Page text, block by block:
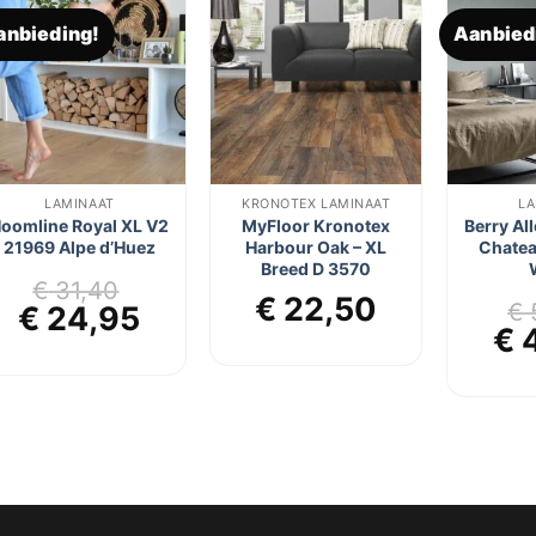
Toevoegen
aan
verlanglijst
LAMINAAT
Royal XL V2
21969 Alpe d’Huez
€31,40
Oorspronkelijke
prijs
€ 24,95 Huidige
Toevoegen
aan
KRONOTEX LAMINAAT
MyFloor Kronotex
Harbour Oak – XL
Breed D 3570
€ 22,50
Berry
€
€